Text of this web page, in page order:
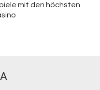
mit den höchsten